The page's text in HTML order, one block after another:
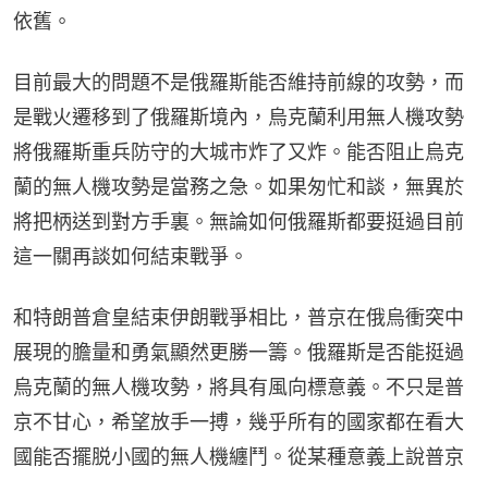
依舊。
目前最大的問題不是俄羅斯能否維持前線的攻勢，而
是戰火遷移到了俄羅斯境內，烏克蘭利用無人機攻勢
將俄羅斯重兵防守的大城市炸了又炸。能否阻止烏克
蘭的無人機攻勢是當務之急。如果匆忙和談，無異於
將把柄送到對方手裏。無論如何俄羅斯都要挺過目前
這一關再談如何結束戰爭。
和特朗普倉皇結束伊朗戰爭相比，普京在俄烏衝突中
展現的膽量和勇氣顯然更勝一籌。俄羅斯是否能挺過
烏克蘭的無人機攻勢，將具有風向標意義。不只是普
京不甘心，希望放手一搏，幾乎所有的國家都在看大
國能否擺脱小國的無人機纏鬥。從某種意義上說普京